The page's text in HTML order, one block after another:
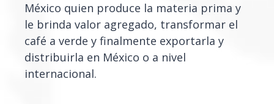
México quien produce la materia prima y
le brinda valor agregado, transformar el
café a verde y finalmente exportarla y
distribuirla en México o a nivel
internacional.